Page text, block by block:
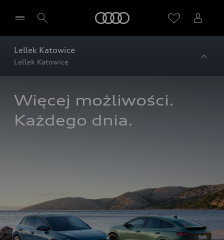
Lellek Katowice
Lellek Katowice
Więcej możliwości.
Każdego dnia.